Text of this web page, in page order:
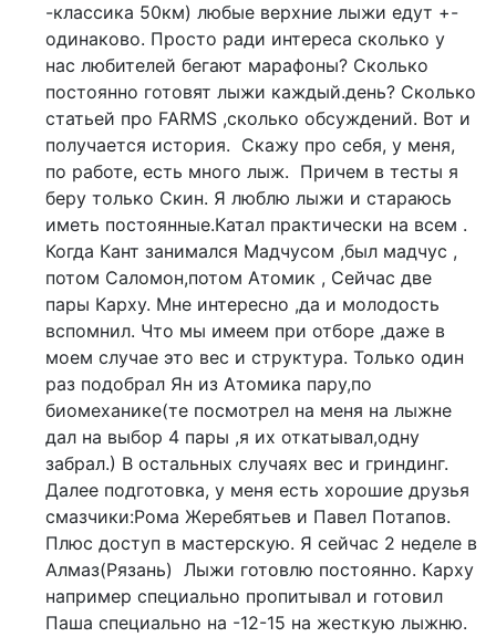
-классика 50км) любые верхние лыжи едут +-
одинаково. Просто ради интереса сколько у
нас любителей бегают марафоны? Сколько
постоянно готовят лыжи каждый.день? Сколько
статьей про FARMS ,сколько обсуждений. Вот и
получается история. Скажу про себя, у меня,
по работе, есть много лыж. Причем в тесты я
беру только Скин. Я люблю лыжи и стараюсь
иметь постоянные.Катал практически на всем .
Когда Кант занимался Мадчусом ,был мадчус ,
потом Саломон,потом Атомик , Сейчас две
пары Карху. Мне интересно ,да и молодость
вспомнил. Что мы имеем при отборе ,даже в
моем случае это вес и структура. Только один
раз подобрал Ян из Атомика пару,по
биомеханике(те посмотрел на меня на лыжне
дал на выбор 4 пары ,я их откатывал,одну
забрал.) В остальных случаях вес и гриндинг.
Далее подготовка, у меня есть хорошие друзья
смазчики:Рома Жеребятьев и Павел Потапов.
Плюс доступ в мастерскую. Я сейчас 2 неделе в
Алмаз(Рязань) Лыжи готовлю постоянно. Карху
например специально пропитывал и готовил
Паша специально на -12-15 на жесткую лыжню.